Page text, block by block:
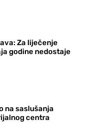
Za liječenje
godine nedostaje
na saslušanja
centra